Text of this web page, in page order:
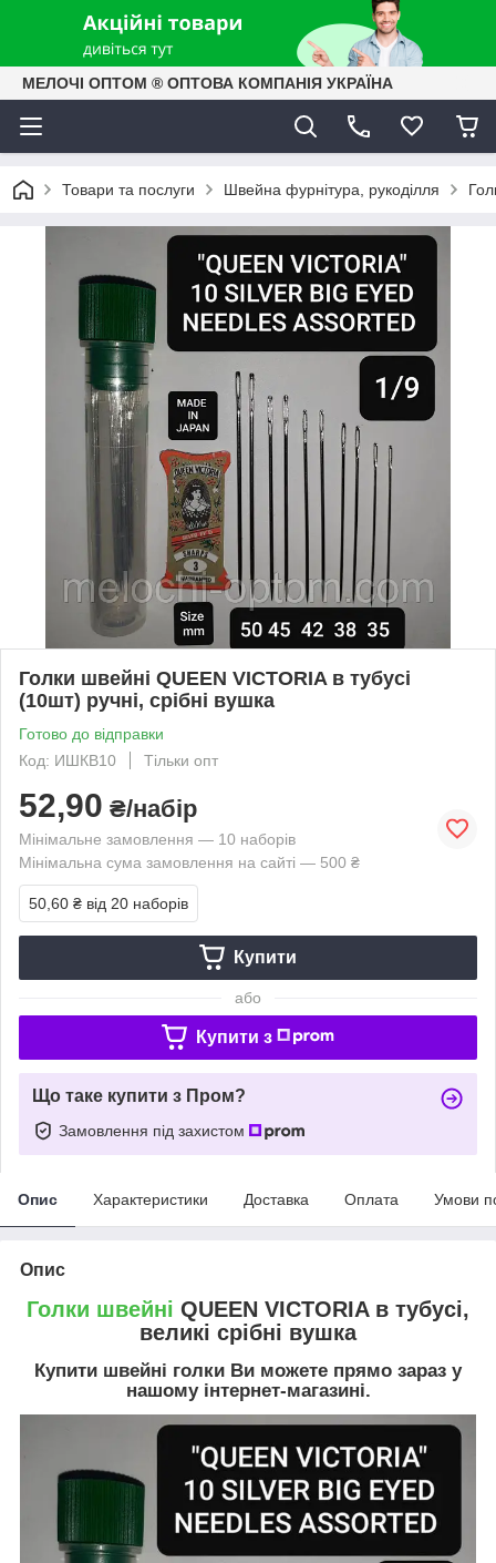
МЕЛОЧІ ОПТОМ ® ОПТОВА КОМПАНІЯ УКРАЇНА
Товари та послуги Швейна фурнітура, рукоділля
Голки швейні QUEEN VICTORIA в тубусі
(10шт) ручні, срібні вушка
Готово до відправки
Код: ИШКВ10
Тільки опт
52,90 ₴/набір
Мінімальне замовлення — 10 наборів
Мінімальна сума замовлення на сайті — 500 ₴
50,60 ₴ від 20 наборів
Купити
або
Купити з
Що таке купити з Пром?
Замовлення під захистом
Опис Характеристики Доставка Оплата Умови
Опис
Голки швейні QUEEN VICTORIA в тубусі,
великі срібні вушка
Купити швейні голки Ви можете прямо зараз у
нашому інтернет-магазині.